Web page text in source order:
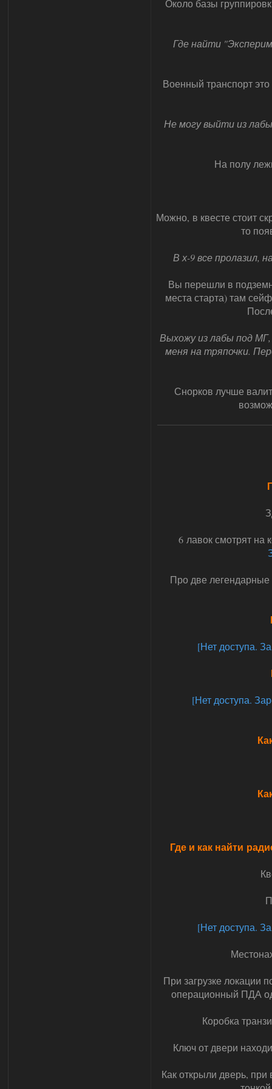
Около базы
Где найти
Военный транспорт
Не могу выйти из
На полу
Можно, в квесте стоит
то
В х-9 все пролазил,
Вы перешли в
места старта) там
Выхожу из лабы под МГ,
меня на тряпочки.
Снорков лучше
6 лавок смотрят на
Про две
[Нет доступа.
[Нет доступа.
Где и как найти
[Нет доступа.
При загрузке локации
операционный ПДА
Коробка
Ключ от двери
Как открыли дверь,